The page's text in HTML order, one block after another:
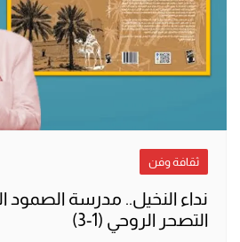
ثقافة وفن
نداء النخيل.. مدرسة الصمود
التصحر الروحي (1-3)